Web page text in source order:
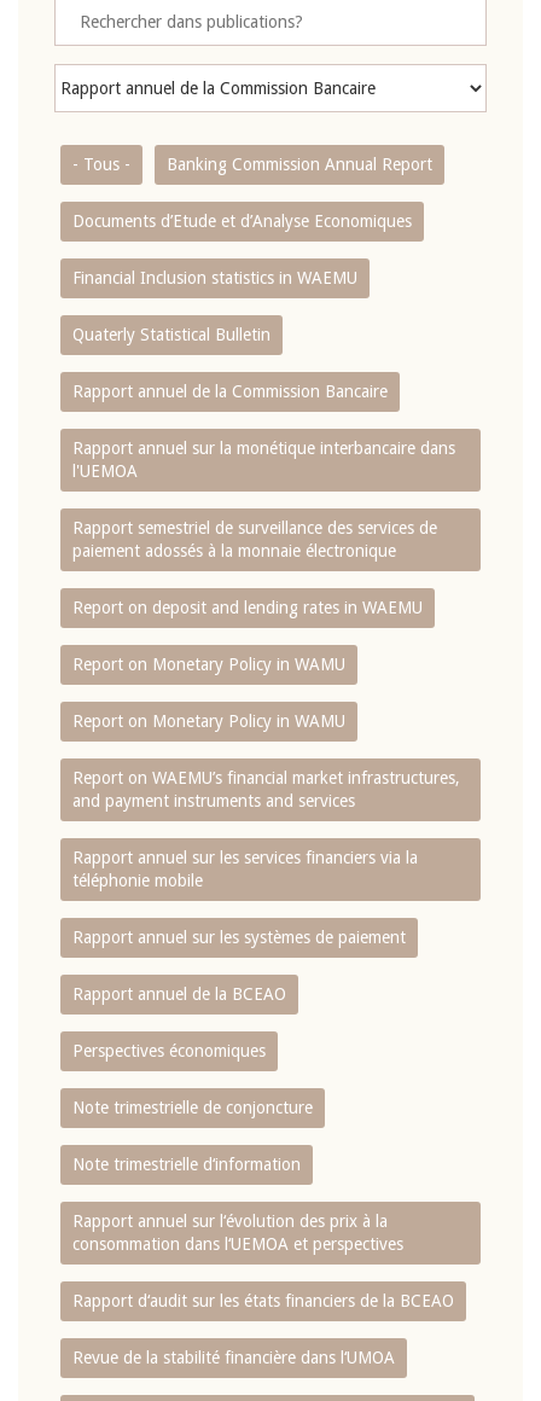
- Tous - Banking Commission Annual Report
Documents d’Etude et d’Analyse Economiques
Financial Inclusion statistics in WAEMU
Quaterly Statistical Bulletin
Rapport annuel de la Commission Bancaire
Rapport annuel sur la monétique interbancaire dans
l'UEMOA
Rapport semestriel de surveillance des services de
paiement adossés à la monnaie électronique
Report on deposit and lending rates in WAEMU
Report on Monetary Policy in WAMU
Report on Monetary Policy in WAMU
Report on WAEMU’s financial market infrastructures,
and payment instruments and services
Rapport annuel sur les services financiers via la
téléphonie mobile
Rapport annuel sur les systèmes de paiement
Rapport annuel de la BCEAO
Perspectives économiques
Note trimestrielle de conjoncture
Note trimestrielle d‘information
Rapport annuel sur l‘évolution des prix à la
consommation dans l‘UEMOA et perspectives
Rapport d‘audit sur les états financiers de la BCEAO
Revue de la stabilité financière dans l‘UMOA